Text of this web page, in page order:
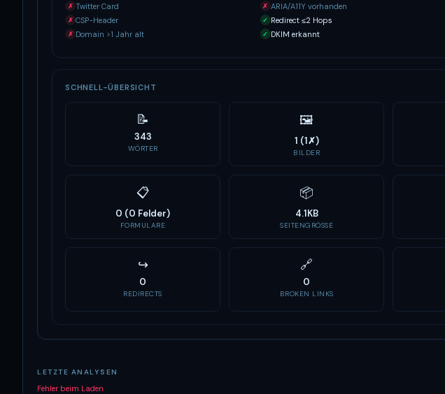
✗ Twitter Card ✗ ARIA/A11Y vorhanden
✗ CSP-Header ✓ Redirect ≤2 Hops
✗ Domain >1 Jahr alt ✓ DKIM erkannt
SCHNELL-ÜBERSICHT
📝
343
WÖRTER
🖼
1 (1✗)
BILDER
📋
0 (0 Felder)
FORMULARE
📦
4.1KB
SEITENGRÖSSE
↪
0
REDIRECTS
🔗
0
BROKEN LINKS
LETZTE ANALYSEN
Fehler beim Laden